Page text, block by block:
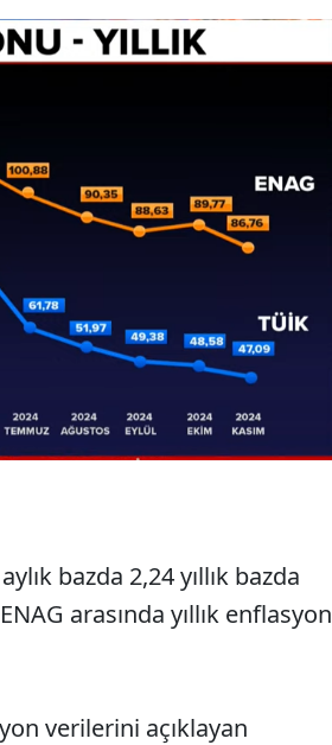
bazda 2,24 yıllık bazda
arasında yıllık enflasyon
verilerini açıklayan